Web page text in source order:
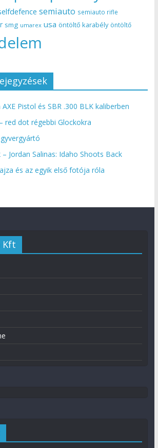
semiauto semiauto rifle
smg umarex usa öntöltő karabély öntöltő
Pistol és SBR .300 BLK kaliberben
red dot régebbi Glockokra
Jordan Salinas: Idaho Shoots Back
és az egyik első fotója róla
Kft